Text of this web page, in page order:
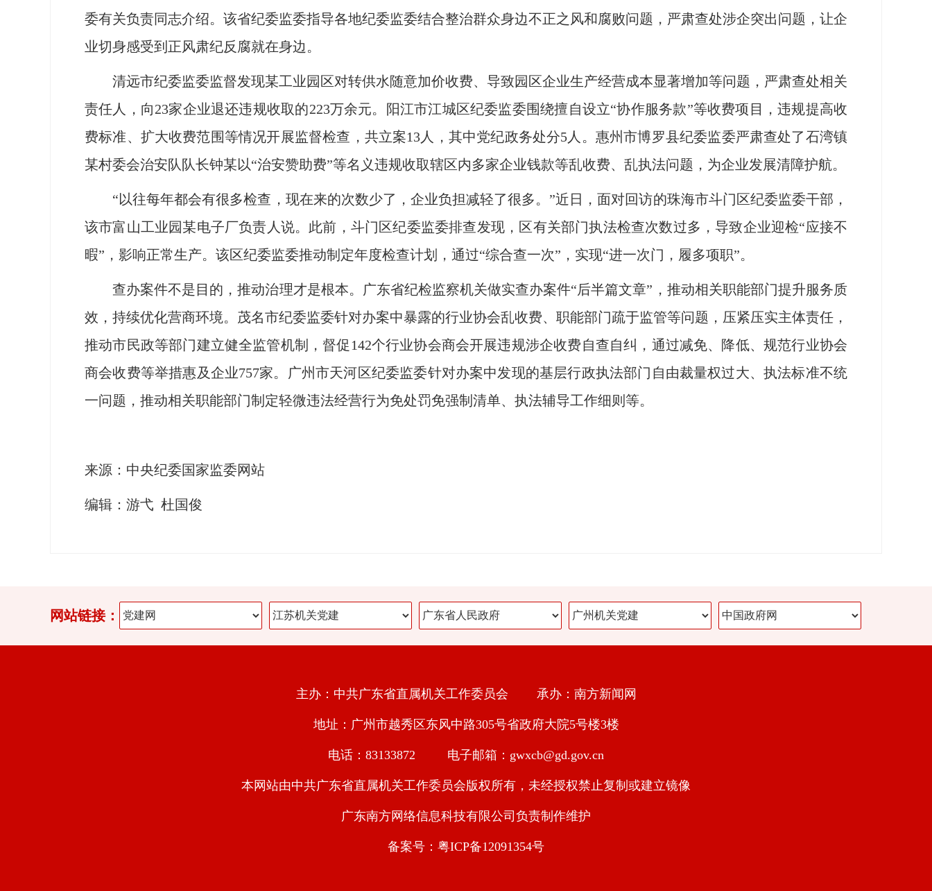
委有关负责同志介绍。该省纪委监委指导各地纪委监委结合整治群众身边不正之风和腐败问题，严肃查处涉企突出问题，让企
业切身感受到正风肃纪反腐就在身边。
清远市纪委监委监督发现某工业园区对转供水随意加价收费、导致园区企业生产经营成本显著增加等问题，严肃查处相关
责任人，向23家企业退还违规收取的223万余元。阳江市江城区纪委监委围绕擅自设立“协作服务款”等收费项目，违规提高收
费标准、扩大收费范围等情况开展监督检查，共立案13人，其中党纪政务处分5人。惠州市博罗县纪委监委严肃查处了石湾镇
某村委会治安队队长钟某以“治安赞助费”等名义违规收取辖区内多家企业钱款等乱收费、乱执法问题，为企业发展清障护航。
“以往每年都会有很多检查，现在来的次数少了，企业负担减轻了很多。”近日，面对回访的珠海市斗门区纪委监委干部，
该市富山工业园某电子厂负责人说。此前，斗门区纪委监委排查发现，区有关部门执法检查次数过多，导致企业迎检“应接不
暇”，影响正常生产。该区纪委监委推动制定年度检查计划，通过“综合查一次”，实现“进一次门，履多项职”。
查办案件不是目的，推动治理才是根本。广东省纪检监察机关做实查办案件“后半篇文章”，推动相关职能部门提升服务质
效，持续优化营商环境。茂名市纪委监委针对办案中暴露的行业协会乱收费、职能部门疏于监管等问题，压紧压实主体责任，
推动市民政等部门建立健全监管机制，督促142个行业协会商会开展违规涉企收费自查自纠，通过减免、降低、规范行业协会
商会收费等举措惠及企业757家。广州市天河区纪委监委针对办案中发现的基层行政执法部门自由裁量权过大、执法标准不统
一问题，推动相关职能部门制定轻微违法经营行为免处罚免强制清单、执法辅导工作细则等。
来源：中央纪委国家监委网站
编辑：游弋 杜国俊
网站链接：
主办：中共广东省直属机关工作委员会 承办：南方新闻网
地址：广州市越秀区东风中路305号省政府大院5号楼3楼
电话：83133872 电子邮箱：gwxcb@gd.gov.cn
本网站由中共广东省直属机关工作委员会版权所有，未经授权禁止复制或建立镜像
广东南方网络信息科技有限公司负责制作维护
备案号：粤ICP备12091354号